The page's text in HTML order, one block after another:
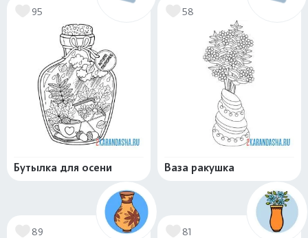
95
Бутылка для осени
58
Ваза ракушка
89 81